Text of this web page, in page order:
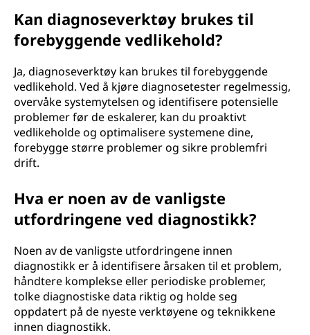
Kan diagnoseverktøy brukes til
forebyggende vedlikehold?
Ja, diagnoseverktøy kan brukes til forebyggende
vedlikehold. Ved å kjøre diagnosetester regelmessig,
overvåke systemytelsen og identifisere potensielle
problemer før de eskalerer, kan du proaktivt
vedlikeholde og optimalisere systemene dine,
forebygge større problemer og sikre problemfri
drift.
Hva er noen av de vanligste
utfordringene ved diagnostikk?
Noen av de vanligste utfordringene innen
diagnostikk er å identifisere årsaken til et problem,
håndtere komplekse eller periodiske problemer,
tolke diagnostiske data riktig og holde seg
oppdatert på de nyeste verktøyene og teknikkene
innen diagnostikk.